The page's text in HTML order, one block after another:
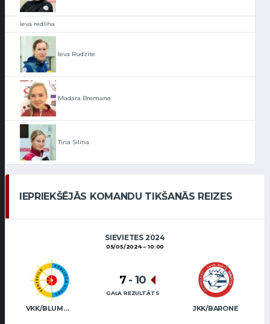
ieva redliha
Ieva Rudzīte
Madara Bremane
Tīna Siliņa
IEPRIEKŠĒJĀS KOMANDU TIKŠANĀS REIZES
SIEVIETES 2024
05/05/2024 10:00
VKK/BLUMBERGA-BĒRZIŅA JKK/BARONE
7 - 10
GALA REZULTĀTS